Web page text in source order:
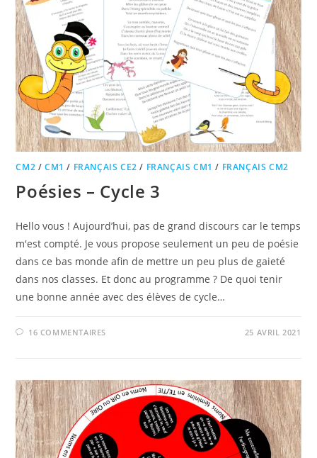
CM2 /CM1 / FRANÇAIS CE2 / FRANÇAIS CM1 / FRANÇAIS CM2
Poésies – Cycle 3
Hello vous ! Aujourd’hui, pas de grand discours car le temps
m'est compté. Je vous propose seulement un peu de poésie
dans ce bas monde afin de mettre un peu plus de gaieté
dans nos classes. Et donc au programme ? De quoi tenir
une bonne année avec des élèves de cycle…
16 COMMENTAIRES 25 AVRIL 2021